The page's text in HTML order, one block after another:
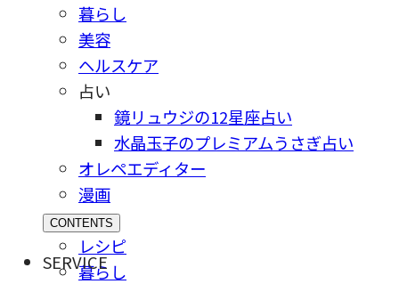
暮らし
美容
ヘルスケア
占い
鏡リュウジの12星座占い
水晶玉子のプレミアムうさぎ占い
オレペエディター
漫画
CONTENTS
レシピ
暮らし
SERVICE